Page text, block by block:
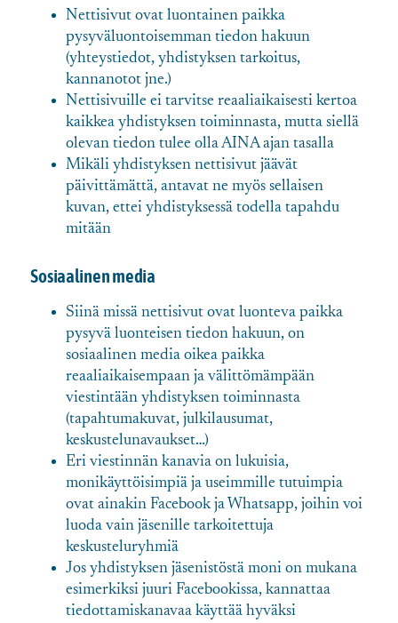
Nettisivut ovat luontainen paikka
pysyväluontoisemman tiedon hakuun
(yhteystiedot, yhdistyksen tarkoitus,
kannanotot jne.)
Nettisivuille ei tarvitse reaaliaikaisesti kertoa
kaikkea yhdistyksen toiminnasta, mutta siellä
olevan tiedon tulee olla AINA ajan tasalla
Mikäli yhdistyksen nettisivut jäävät
päivittämättä, antavat ne myös sellaisen
kuvan, ettei yhdistyksessä todella tapahdu
mitään
Sosiaalinen media
Siinä missä nettisivut ovat luonteva paikka
pysyvä luonteisen tiedon hakuun, on
sosiaalinen media oikea paikka
reaaliaikaisempaan ja välittömämpään
viestintään yhdistyksen toiminnasta
(tapahtumakuvat, julkilausumat,
keskustelunavaukset…)
Eri viestinnän kanavia on lukuisia,
monikäyttöisimpiä ja useimmille tutuimpia
ovat ainakin Facebook ja Whatsapp, joihin voi
luoda vain jäsenille tarkoitettuja
keskusteluryhmiä
Jos yhdistyksen jäsenistöstä moni on mukana
esimerkiksi juuri Facebookissa, kannattaa
tiedottamiskanavaa käyttää hyväksi